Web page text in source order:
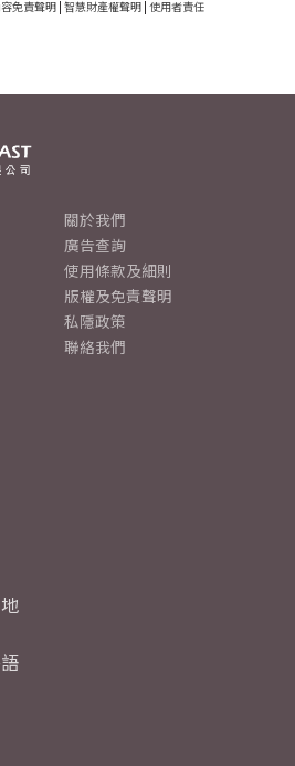
免責聲明 | 智慧財產權聲明 | 使用者責任
關於我們
廣告查詢
使用條款及細則
版權及免責聲明
私隱政策
聯絡我們